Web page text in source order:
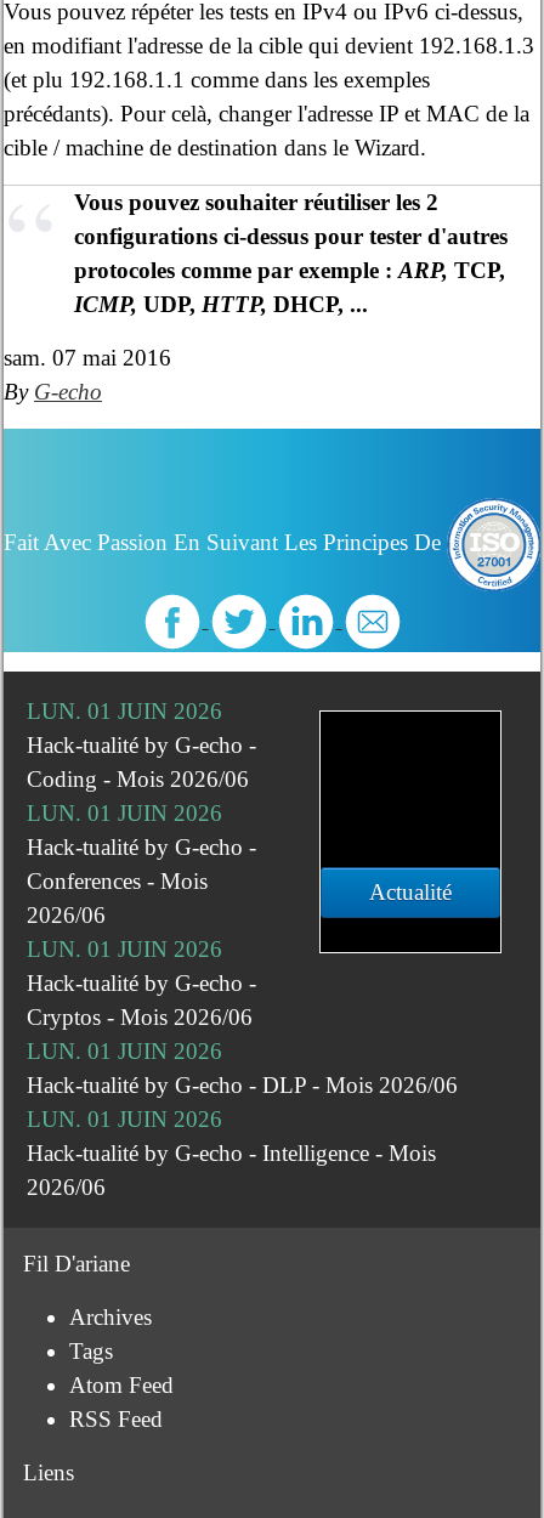
Vous pouvez répéter les tests en IPv4 ou IPv6 ci-dessus,
en modifiant l'adresse de la cible qui devient 192.168.1.3
(et plu 192.168.1.1 comme dans les exemples
précédants). Pour celà, changer l'adresse IP et MAC de la
cible / machine de destination dans le Wizard.
Vous pouvez souhaiter réutiliser les 2
configurations ci-dessus pour tester d'autres
protocoles comme par exemple : ARP, TCP,
ICMP, UDP, HTTP, DHCP, ...
sam. 07 mai 2016
By G-echo
Fait Avec Passion En Suivant Les Principes De
Actualité
LUN. 01 JUIN 2026
Hack-tualité by G-echo -
Coding - Mois 2026/06
LUN. 01 JUIN 2026
Hack-tualité by G-echo -
Conferences - Mois
2026/06
LUN. 01 JUIN 2026
Hack-tualité by G-echo -
Cryptos - Mois 2026/06
LUN. 01 JUIN 2026
Hack-tualité by G-echo - DLP - Mois 2026/06
LUN. 01 JUIN 2026
Hack-tualité by G-echo - Intelligence - Mois
2026/06
Fil D'ariane
Archives
Tags
Atom Feed
RSS Feed
Liens